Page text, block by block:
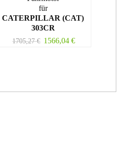
für
CATERPILLAR (CAT)
303CR
1705,27€ 1566,04€